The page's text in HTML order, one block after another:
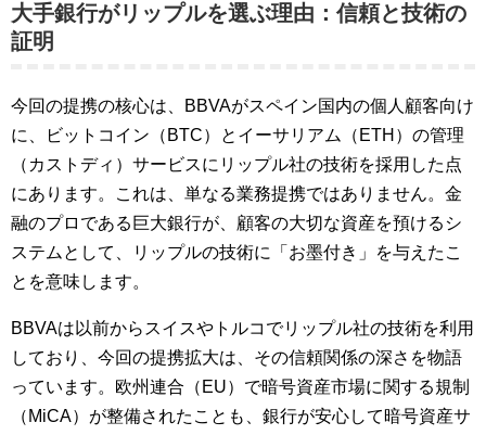
大手銀行がリップルを選ぶ理由：信頼と技術の
証明
今回の提携の核心は、BBVAがスペイン国内の個人顧客向け
に、ビットコイン（BTC）とイーサリアム（ETH）の管理
（カストディ）サービスにリップル社の技術を採用した点
にあります。これは、単なる業務提携ではありません。金
融のプロである巨大銀行が、顧客の大切な資産を預けるシ
ステムとして、リップルの技術に「お墨付き」を与えたこ
とを意味します。
BBVAは以前からスイスやトルコでリップル社の技術を利用
しており、今回の提携拡大は、その信頼関係の深さを物語
っています。欧州連合（EU）で暗号資産市場に関する規制
（MiCA）が整備されたことも、銀行が安心して暗号資産サ